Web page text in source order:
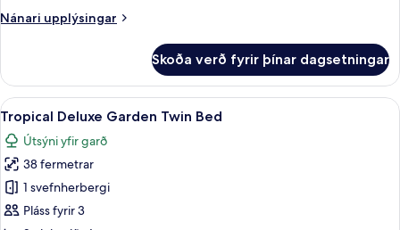
Twin
Nánari upplýsingar
Nánari
Deluxe
Pool
View
Twin
Skoða verð fyrir þínar dagsetningar
Skoða
allar
myndir
fyrir
Tropical
Deluxe
Míníbar, öryggishólf í herbergi,
8
Tropical Deluxe Garden Twin Bed
Útsýni yfir garð
38 fermetrar
1 svefnherbergi
Pláss fyrir 3